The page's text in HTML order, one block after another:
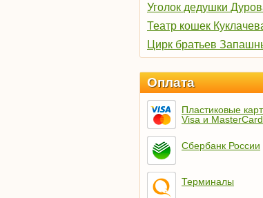
Уголок дедушки
Театр кошек
Цирк братьев
Оплата
Пластиковые
Visa и MasterCard
Сбербанк России
Терминалы